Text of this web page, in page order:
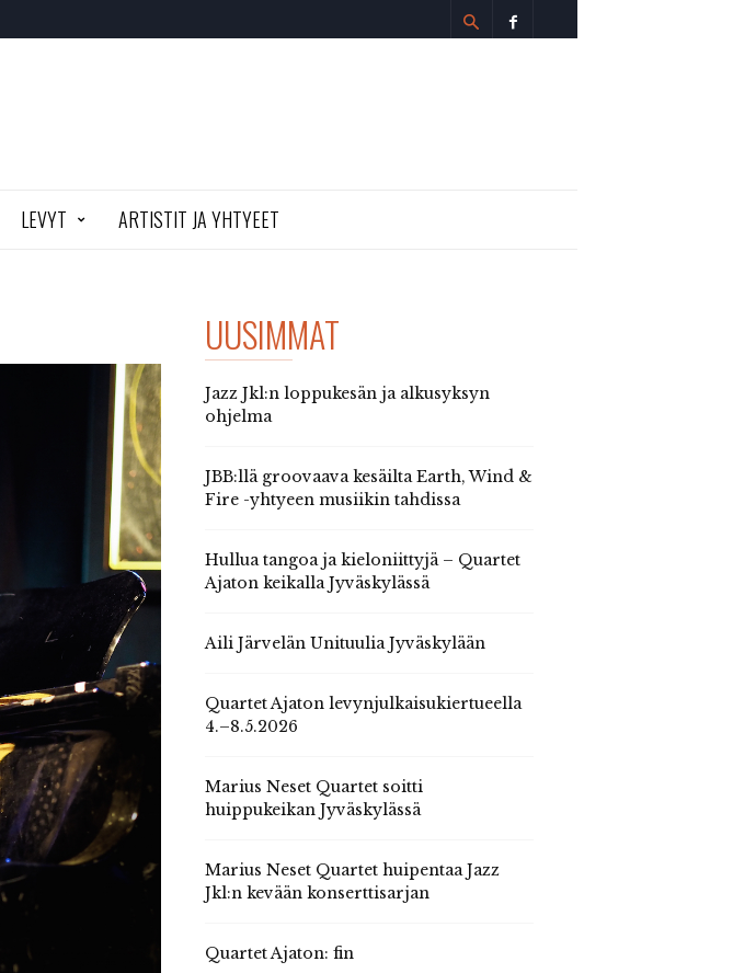
LEVYT ARTISTIT JA YHTYEET
UUSIMMAT
Jazz Jkl:n loppukesän ja alkusyksyn
ohjelma
JBB:llä groovaava kesäilta Earth, Wind &
Fire -yhtyeen musiikin tahdissa
Hullua tangoa ja kieloniittyjä – Quartet
Ajaton keikalla Jyväskylässä
Aili Järvelän Unituulia Jyväskylään
Quartet Ajaton levynjulkaisukiertueella
4.–8.5.2026
Marius Neset Quartet soitti
huippukeikan Jyväskylässä
Marius Neset Quartet huipentaa Jazz
Jkl:n kevään konserttisarjan
Quartet Ajaton: fin